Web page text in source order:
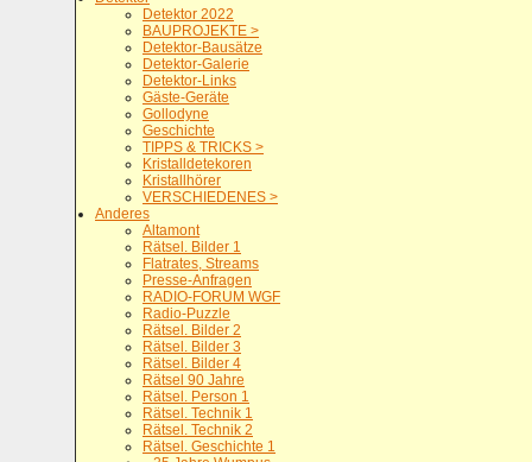
Detektor 2022
BAUPROJEKTE >
Detektor-Bausätze
Detektor-Galerie
Detektor-Links
Gäste-Geräte
Gollodyne
Geschichte
TIPPS & TRICKS >
Kristalldetekoren
Kristallhörer
VERSCHIEDENES >
Anderes
Altamont
Rätsel. Bilder 1
Flatrates, Streams
Presse-Anfragen
RADIO-FORUM WGF
Radio-Puzzle
Rätsel. Bilder 2
Rätsel. Bilder 3
Rätsel. Bilder 4
Rätsel 90 Jahre
Rätsel. Person 1
Rätsel. Technik 1
Rätsel. Technik 2
Rätsel. Geschichte 1